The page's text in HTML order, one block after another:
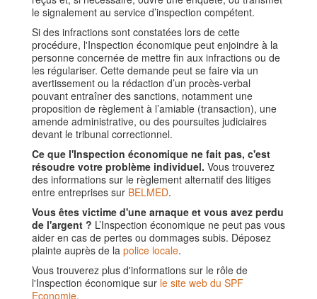
le signalement au service d’inspection compétent.
Si des infractions sont constatées lors de cette
procédure, l'Inspection économique peut enjoindre à la
personne concernée de mettre fin aux infractions ou de
les régulariser. Cette demande peut se faire via un
avertissement ou la rédaction d’un procès-verbal
pouvant entraîner des sanctions, notamment une
proposition de règlement à l’amiable (transaction), une
amende administrative, ou des poursuites judiciaires
devant le tribunal correctionnel.
Ce que l'Inspection économique ne fait pas, c'est
résoudre votre problème individuel. Vous trouverez
des informations sur le règlement alternatif des litiges
entre entreprises sur BELMED.
Vous êtes victime d'une arnaque et vous avez perdu
de l'argent ? L’Inspection économique ne peut pas vous
aider en cas de pertes ou dommages subis. Déposez
plainte auprès de la police locale.
Vous trouverez plus d'informations sur le rôle de
l'Inspection économique sur le site web du SPF
Economie.